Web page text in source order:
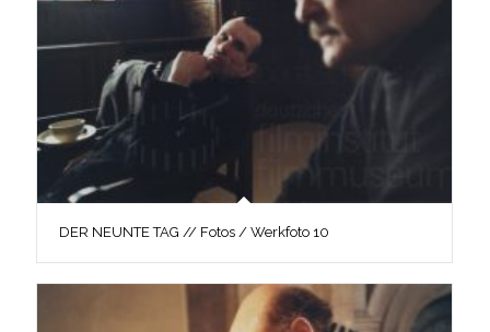
DER NEUNTE TAG // Fotos / Werkfoto 10